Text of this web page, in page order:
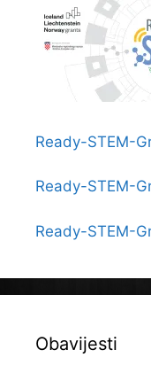
Ready-STEM-
Ready-STEM-
Ready-STEM-
Obavijesti